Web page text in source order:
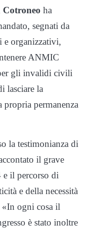
ha
segnati da
e organizzativi,
ANMIC
gli invalidi civili
lasciare la
propria permanenza
la testimonianza di
il grave
e il percorso di
e della necessità
«In ogni cosa il
è stato inoltre